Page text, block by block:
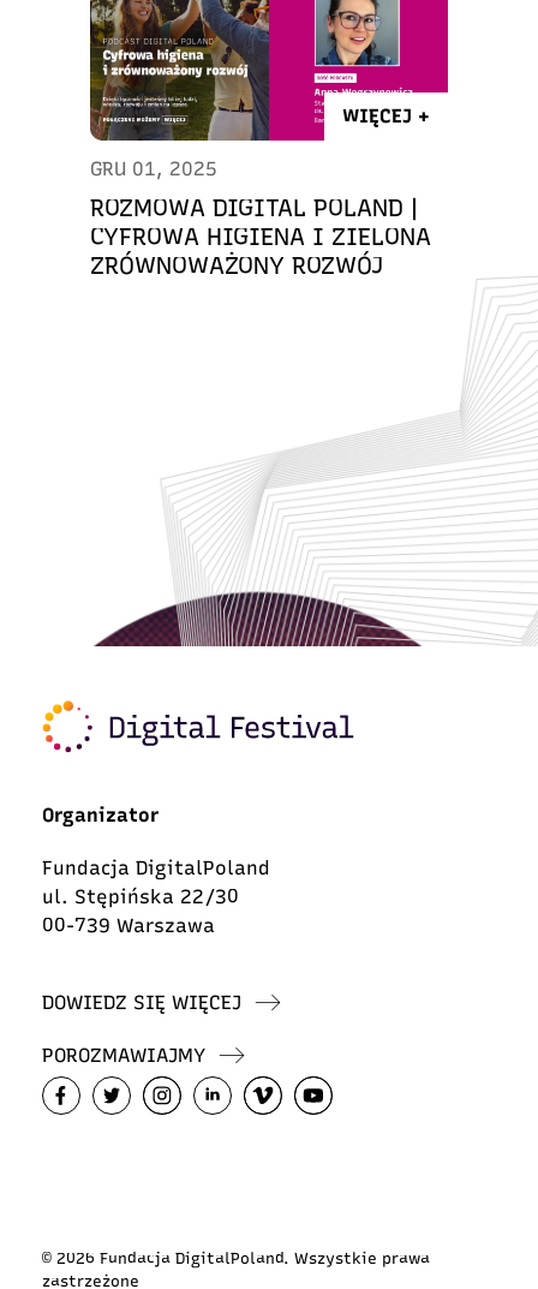
WIĘCEJ +
GRU 01, 2025
ROZMOWA DIGITAL POLAND |
CYFROWA HIGIENA I ZIELONA
ZRÓWNOWAŻONY ROZWÓJ
Organizator
Fundacja DigitalPoland
ul. Stępińska 22/30
00-739 Warszawa
DOWIEDZ SIĘ WIĘCEJ
POROZMAWIAJMY
© 2026 Fundacja DigitalPoland. Wszystkie prawa
zastrzeżone